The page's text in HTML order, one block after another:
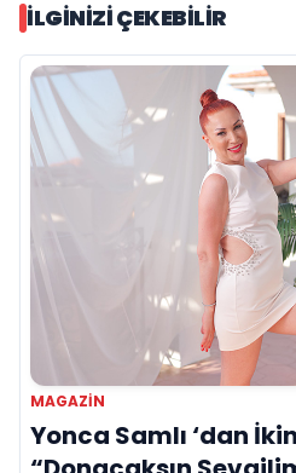
İLGINIZI ÇEKEBILIR
MAGAZİN
Yonca Samlı ‘dan